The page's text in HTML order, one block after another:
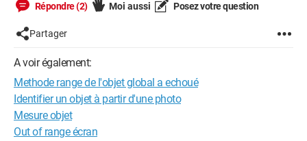
Dim Xlapp As Object
Dim xlBook As Excel.Workbook
Dim monchemin As String, monfichier As String,
lechemin As String, montitre As String, MaPlage As
Range, MaSomme As Single
Dim DerCol As Integer
Dim DerLig As Integer
Dim J As Integer
Dim I As Integer
Répondre (2) Moi aussi Posez votre question
Partager
A voir également:
Methode range de l'objet global a echoué
Identifier un objet à partir d'une photo
Mesure objet
Out of range écran